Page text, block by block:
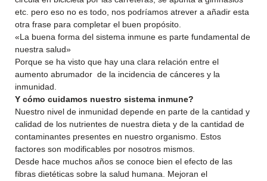
etc. pero eso no es todo, nos podríamos atrever a añadir esta
otra frase para completar el buen propósito.
«La buena forma del sistema inmune es parte fundamental de
nuestra salud»
Porque se ha visto que hay una clara relación entre el
aumento abrumador de la incidencia de cánceres y la
inmunidad.
Y cómo cuidamos nuestro sistema inmune?
Nuestro nivel de inmunidad depende en parte de la cantidad y
calidad de los nutrientes de nuestra dieta y de la cantidad de
contaminantes presentes en nuestro organismo. Estos
factores son modificables por nosotros mismos.
Desde hace muchos años se conoce bien el efecto de las
fibras dietéticas sobre la salud humana. Mejoran el